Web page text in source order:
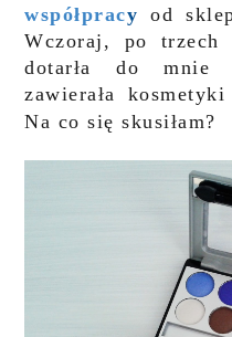
współpracy od
Wczoraj, po trzech
dotarła do mnie
zawierała
Na co się skusiłam?